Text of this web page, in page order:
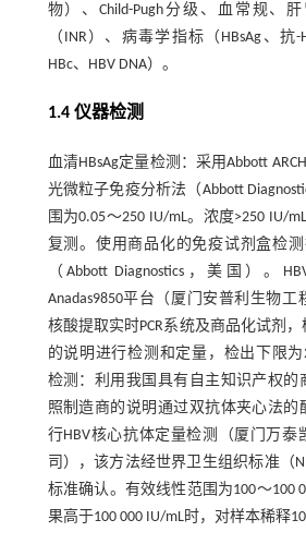
物）、Child-Pugh分级、血常规、
（INR）、病毒学指标（HBsAg、抗-
HBc、HBV DNA）。
1.4 仪器检测
血清HBsAg定量检测：采用Abbott
光微粒子免疫分析法（Abbott
围为0.05～250 IU/mL。浓度>250 IU/
复测。使用商品化的免疫试剂盒检测
（Abbott Diagnostics，美国）。
Anadas9850平台（厦门安普利生物
核酸提取实时PCR系统及商品化试剂
的说明进行检测和定量，检出下限为
检测：利用我国具有自主知识产权的
照制造商的说明通过双抗体夹心法的
行HBV核心抗体定量检测（厦门万泰
司），该方法经世界卫生组织标准（
标准确认。有效线性范围为100～100
果高于100 000 IU/mL时，对样本稀释